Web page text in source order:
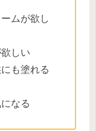
ムが欲し
しい
も塗れる
なる